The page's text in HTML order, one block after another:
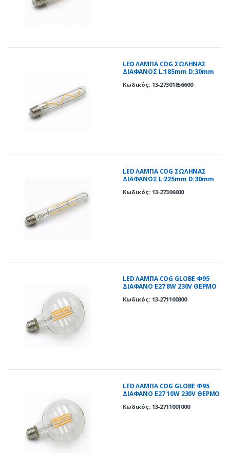
LED ΛΑΜΠΑ COG ΣΩΛΗΝΑΣ
ΔΙΑΦΑΝΟΣ L:185mm D:30mm
Κωδικός: 13-27301856600
LED ΛΑΜΠΑ COG ΣΩΛΗΝΑΣ
ΔΙΑΦΑΝΟΣ L:225mm D:30mm
Κωδικός: 13-27306600
LED ΛΑΜΠΑ COG GLOBE Φ95
ΔΙΑΦΑΝΟ Ε27 8W 230V ΘΕΡΜΟ
Κωδικός: 13-271100800
LED ΛΑΜΠΑ COG GLOBE Φ95
ΔΙΑΦΑΝΟ Ε27 10W 230V ΘΕΡΜΟ
Κωδικός: 13-2711001000